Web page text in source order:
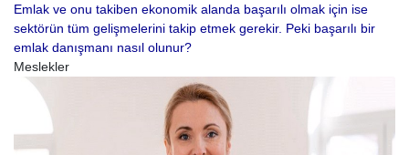
Emlak ve onu takiben ekonomik alanda başarılı olmak için ise
sektörün tüm gelişmelerini takip etmek gerekir. Peki başarılı bir
emlak danışmanı nasıl olunur?
Meslekler